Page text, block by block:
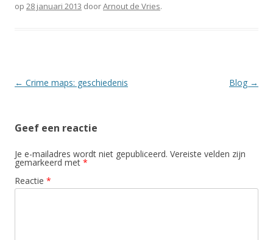
op 28 januari 2013 doorArnout de Vries.
Berichtnavigatie
← Crime maps: geschiedenis Blog →
Geef een reactie
Je e-mailadres wordt niet gepubliceerd. Vereiste velden zijn
gemarkeerd met *
Reactie *